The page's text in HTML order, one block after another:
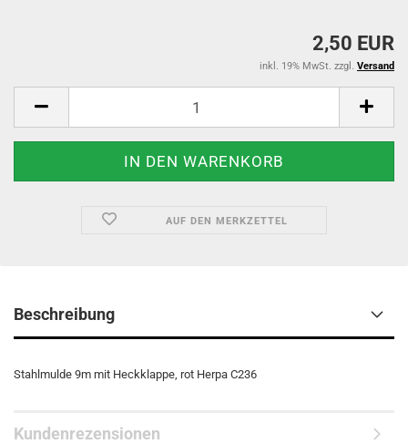
2,50 EUR
inkl. 19% MwSt. zzgl. Versand
AUF DEN MERKZETTEL
Beschreibung
Stahlmulde 9m mit Heckklappe, rot Herpa C236
Kundenrezensionen